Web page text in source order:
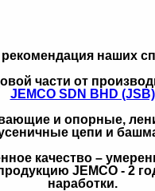
наших
части от
JEMCO SDN BHD (JSB)
и опорные,
цепи и
качество –
JEMCO - 2
наработки.
Doosan
(special)